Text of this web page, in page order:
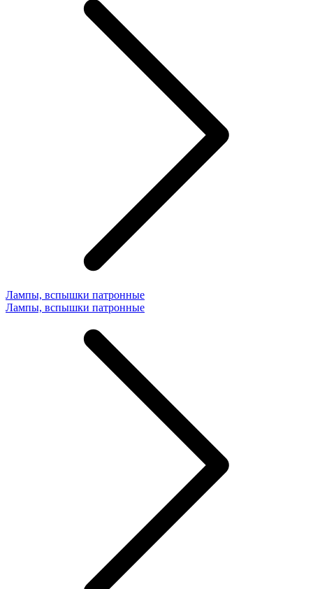
Лампы, вспышки патронные
Лампы, вспышки патронные